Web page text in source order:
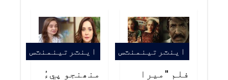
اينٽرتينمنٽس
فلم "ميرا
اينٽرتينمنٽس
منھنجو پيءُ